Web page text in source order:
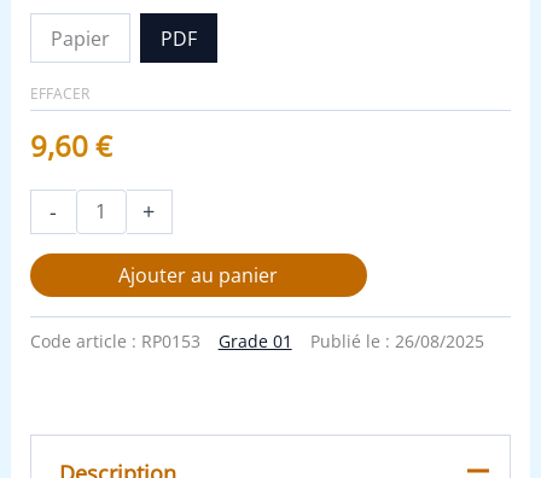
Papier PDF
EFFACER
9,60€
- +
Ajouter au panier
Code article : RP0153 Grade 01 Publié le : 26/08/2025